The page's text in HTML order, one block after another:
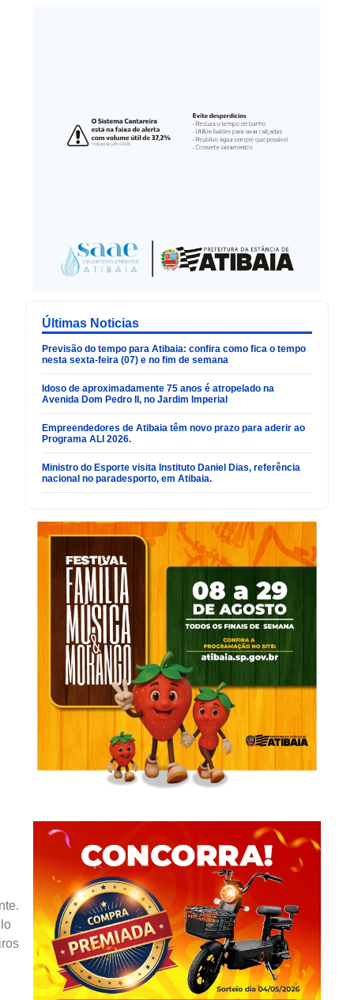
Últimas Noticias
Previsão do tempo para Atibaia: confira como fica o tempo
nesta sexta-feira (07) e no fim de semana
Idoso de aproximadamente 75 anos é atropelado na
Avenida Dom Pedro II, no Jardim Imperial
Empreendedores de Atibaia têm novo prazo para aderir ao
Programa ALI 2026.
Ministro do Esporte visita Instituto Daniel Dias, referência
nacional no paradesporto, em Atibaia.